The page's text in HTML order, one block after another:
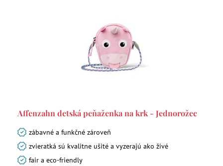
Affenzahn detská peňaženka na krk - Jednorožec
zábavné a funkčné zároveň
zvieratká sú kvalitne ušité a vyzerajú ako živé
fair a eco-friendly